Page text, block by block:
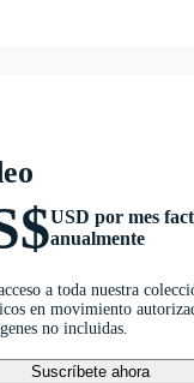
USD por mes
anualmente
a toda nuestra
en movimiento
no incluidas.
Suscríbete ahora